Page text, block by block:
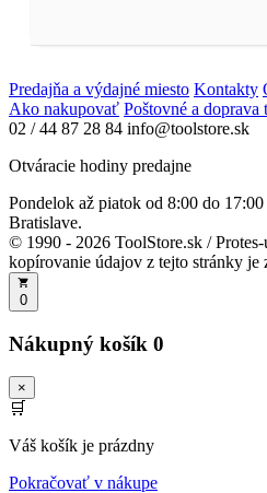
Predajňa a výdajné miesto Kontakty
Ako nakupovať Poštovné a doprava
02 / 44 87 28 84 info@toolstore.sk
Otváracie hodiny predajne
Pondelok až piatok od 8:00 do 17:00
Bratislave.
© 1990 - 2026 ToolStore.sk /
kopírovanie údajov z tejto stránky je
0
Nákupný košík 0
×
🛒
Váš košík je prázdny
Pokračovať v nákupe